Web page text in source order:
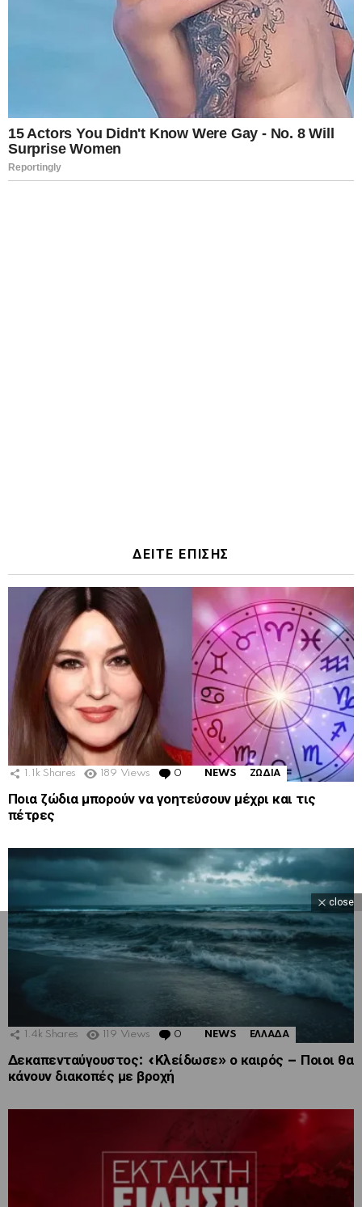
ΔΕΙΤΕ ΕΠΙΣΗΣ
1.1k Shares 189 Views 0 Comments
NEWS ΖΩΔΙΑ
Ποια ζώδια μπορούν να γοητεύσουν μέχρι και τις
πέτρες
1.4k Shares 119 Views 0 Comments
NEWS ΕΛΛΑΔΑ
Δεκαπενταύγουστος: «Κλείδωσε» ο καιρός – Ποιοι θα
κάνουν διακοπές με βροχή
close